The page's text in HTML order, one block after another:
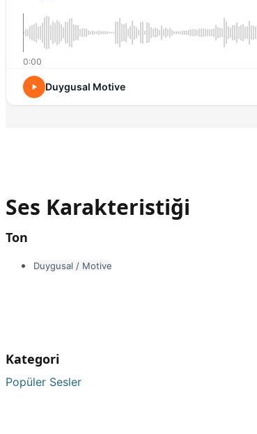
0:00
Duygusal Motive
Ses Karakteristiği
Ton
Duygusal / Motive
Kategori
Popüler Sesler